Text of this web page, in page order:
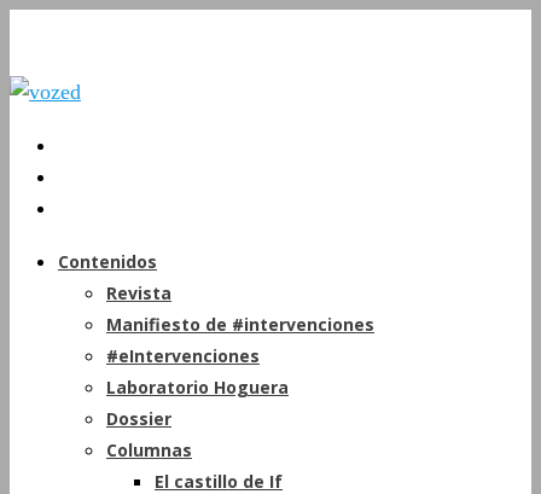
Contenidos
Revista
Manifiesto de #intervenciones
#eIntervenciones
Laboratorio Hoguera
Dossier
Columnas
El castillo de If